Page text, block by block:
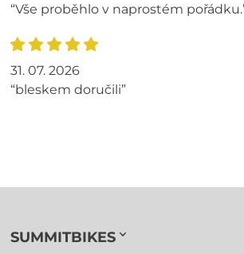
“Vše proběhlo v naprostém
31. 07. 2026
“bleskem doručili”
SUMMITBIKES